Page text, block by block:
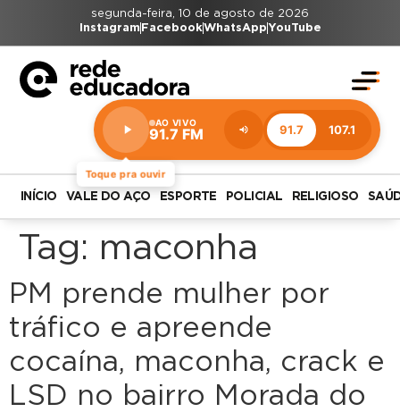
segunda-feira, 10 de agosto de 2026
Instagram FacebookWhatsAppYouTube
Toque pra ouvir
AO VIVO
91.7 FM 91.7 107.1
Estação:
91.7
FM
INÍCIO VALE DO AÇO ESPORTE POLICIAL RELIGIOSO
Tag: maconha
PM prende mulher por
tráfico e apreende
cocaína, maconha, crack e
LSD no bairro Morada do